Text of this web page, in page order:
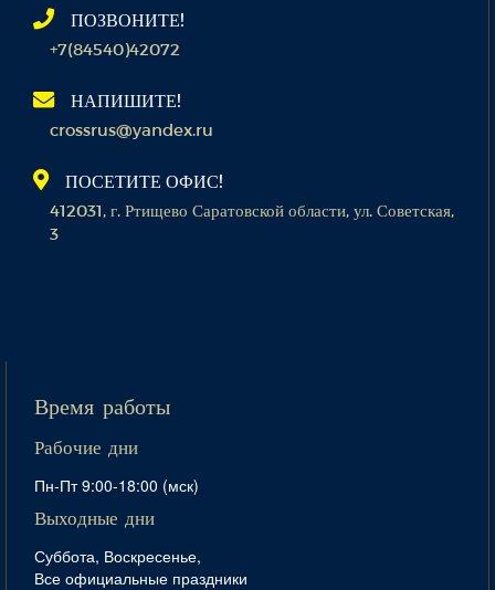
ПОЗВОНИТЕ!
+7(84540)42072
НАПИШИТЕ!
crossrus@yandex.ru
ПОСЕТИТЕ ОФИС!
412031, г. Ртищево Саратовской области, ул. Советская,
3
Время работы
Рабочие дни
Пн-Пт 9:00-18:00 (мск)
Выходные дни
Суббота, Воскресенье,
Все официальные праздники